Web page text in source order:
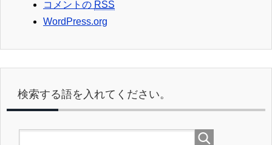
コメントの RSS
WordPress.org
検索する語を入れてください。